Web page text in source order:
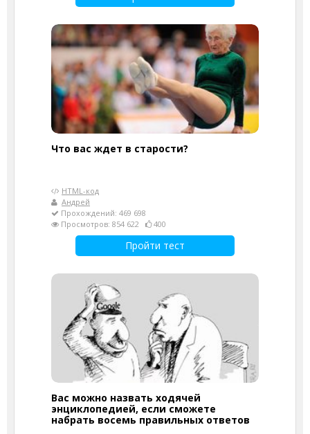
Что вас ждет в старости?
HTML-код
Андрей
Прохождений: 469 698
Просмотров: 854 622
400
Пройти тест
Вас можно назвать ходячей
энциклопедией, если сможете
набрать восемь правильных ответов